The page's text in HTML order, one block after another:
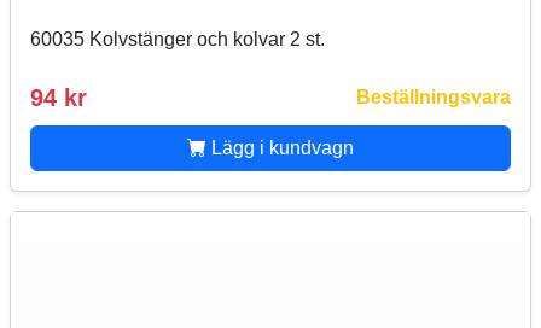
60035 Kolvstänger och kolvar 2 st.
94 kr Beställningsvara
Lägg i kundvagn